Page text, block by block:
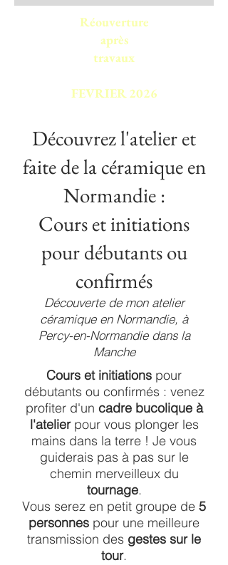
Réouverture
après
travaux
FEVRIER 2026
Découvrez l'atelier et
faite de la céramique en
Normandie :
Cours et initiations
pour débutants ou
confirmés
Découverte de mon atelier
céramique en Normandie, à
Percy-en-Normandie dans la
Manche
Cours et initiations pour
débutants ou confirmés : venez
profiter d'un cadre bucolique à
l'atelierpour vous plonger les
mains dans la terre ! Je vous
guiderais pas à pas sur le
chemin merveilleux du
tournage.
Vous serez en petit groupe de 5
personnes pour une meilleure
transmission des gestes sur le
tour.